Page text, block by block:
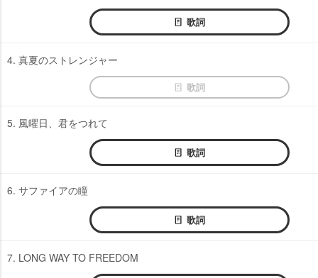
歌詞
4. 真夏のストレンジャー
歌詞
5. 風曜日、君をつれて
歌詞
6. サファイアの瞳
歌詞
7. LONG WAY TO FREEDOM